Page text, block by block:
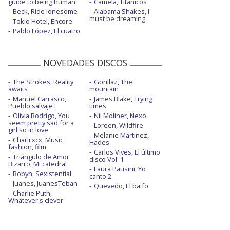
Beck, Ride lonesome
Tokio Hotel, Encore
Pablo López, El cuatro
Alabama Shakes, I
must be dreaming
NOVEDADES DISCOS
The Strokes, Reality
awaits
Manuel Carrasco,
Pueblo salvaje I
Olivia Rodrigo, You
seem pretty sad for a
girl so in love
Charli xcx, Music,
fashion, film
Triángulo de Amor
Bizarro, Mi catedral
Robyn, Sexistential
Juanes, JuanesTeban
Charlie Puth,
Whatever's clever
Gorillaz, The
mountain
James Blake, Trying
times
Nil Moliner, Nexo
Loreen, Wildfire
Melanie Martinez,
Hades
Carlos Vives, El último
disco Vol. 1
Laura Pausini, Yo
canto 2
Quevedo, El baifo